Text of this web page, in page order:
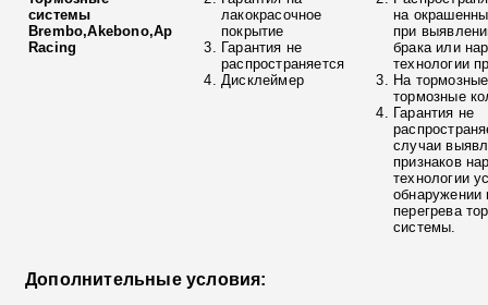
системы
Brembo,Akebono,Ap
Racing
лакокрасочное
покрытие
Гарантия не
распространяется
Дисклеймер
на
при
брака или
технологии
На
тормозные
Гарантия не
случаи
признаков
технологии
обнаружении
перегрева
системы.
Дополнительные условия: